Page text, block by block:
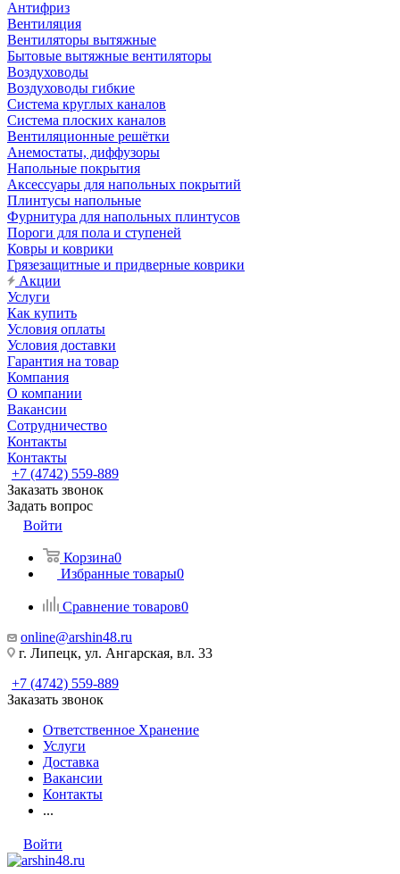
Антифриз
Вентиляция
Вентиляторы вытяжные
Бытовые вытяжные вентиляторы
Воздуховоды
Воздуховоды гибкие
Система круглых каналов
Система плоских каналов
Вентиляционные решётки
Анемостаты, диффузоры
Напольные покрытия
Аксессуары для напольных покрытий
Плинтусы напольные
Фурнитура для напольных плинтусов
Пороги для пола и ступеней
Ковры и коврики
Грязезащитные и придверные коврики
Акции
Услуги
Как купить
Условия оплаты
Условия доставки
Гарантия на товар
Компания
О компании
Вакансии
Сотрудничество
Контакты
Контакты
+7 (4742) 559-889
Заказать звонок
Задать вопрос
Войти
Корзина0
Избранные товары0
Сравнение товаров0
online@arshin48.ru
г. Липецк, ул. Ангарская, вл. 33
+7 (4742) 559-889
Заказать звонок
Ответственное Хранение
Услуги
Доставка
Вакансии
Контакты
...
Войти